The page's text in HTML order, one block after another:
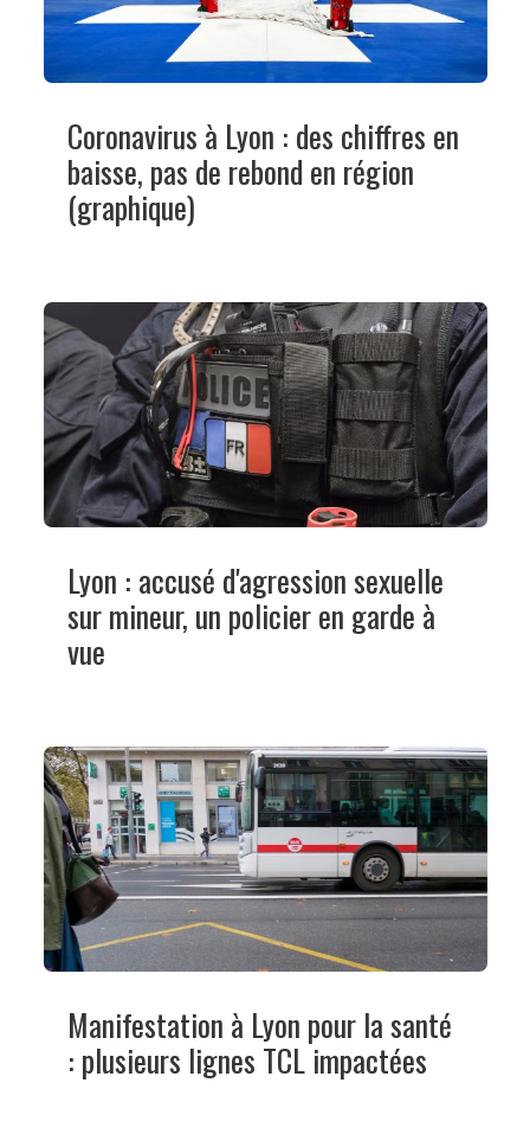
Coronavirus à Lyon : des chiffres en
baisse, pas de rebond en région
(graphique)
Lyon : accusé d'agression sexuelle
sur mineur, un policier en garde à
vue
Manifestation à Lyon pour la santé
: plusieurs lignes TCL impactées